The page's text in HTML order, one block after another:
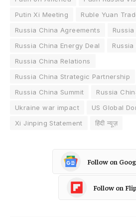
Putin Xi Meeting
Ruble Yuan
Russia China Agreements
Russia China Energy Deal
Russia China Relations
Russia China Strategic Partnership
Russia China Summit
Russia
Ukraine war impact
US Global
Xi Jinping Statement
हिंदी न्यूज़
Follow on
Follow on